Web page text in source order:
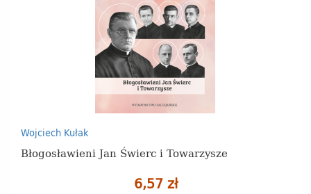
Wojciech Kułak
Błogosławieni Jan Świerc i Towarzysze
6,57 zł